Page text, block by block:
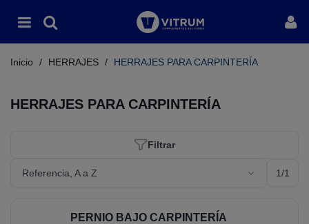
Inicio / HERRAJES / HERRAJES PARA CARPINTERÍA
HERRAJES PARA CARPINTERÍA
Filtrar
Referencia, A a Z 1/1
PERNIO BAJO CARPINTERÍA